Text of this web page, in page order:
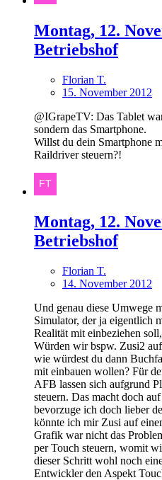
Montag, 12.
Betriebshof
Florian T.
15. November 2012
@IGrapeTV: Das Tablet
sondern das Smartphone.
Willst du dein Smartphone
Raildriver steuern?!
Montag, 12.
Betriebshof
Florian T.
14. November 2012
Und genau diese Umwege
Simulator, der ja eigentlich
Realität mit einbeziehen
Würden wir bspw. Zusi2
wie würdest du dann
mit einbauen wollen? Für
AFB lassen sich aufgrund
steuern. Das macht doch
bevorzuge ich doch lieber
könnte ich mir Zusi auf
Grafik war nicht das
per Touch steuern, womit
dieser Schritt wohl noch
Entwickler den Aspekt